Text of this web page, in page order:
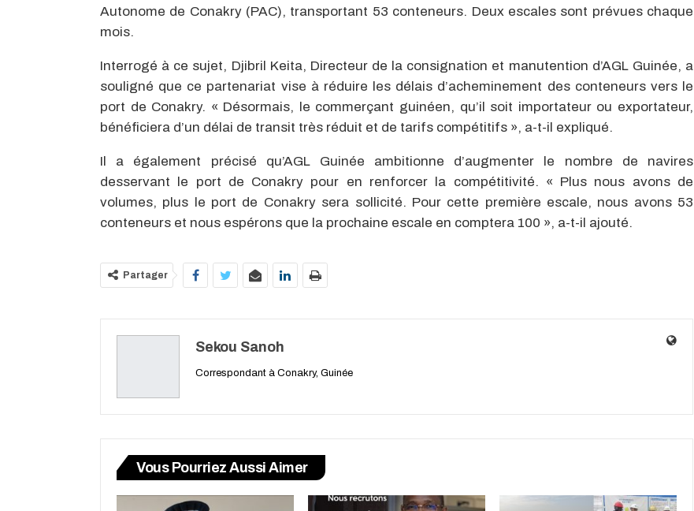
Autonome de Conakry (PAC), transportant 53 conteneurs. Deux escales sont prévues chaque
mois.
Interrogé à ce sujet, Djibril Keita, Directeur de la consignation et manutention d’AGL Guinée, a
souligné que ce partenariat vise à réduire les délais d’acheminement des conteneurs vers le
port de Conakry. « Désormais, le commerçant guinéen, qu’il soit importateur ou exportateur,
bénéficiera d’un délai de transit très réduit et de tarifs compétitifs », a-t-il expliqué.
Il a également précisé qu’AGL Guinée ambitionne d’augmenter le nombre de navires
desservant le port de Conakry pour en renforcer la compétitivité. « Plus nous avons de
volumes, plus le port de Conakry sera sollicité. Pour cette première escale, nous avons 53
conteneurs et nous espérons que la prochaine escale en comptera 100 », a-t-il ajouté.
Partager
Sekou Sanoh
Correspondant à Conakry, Guinée
Vous Pourriez Aussi Aimer